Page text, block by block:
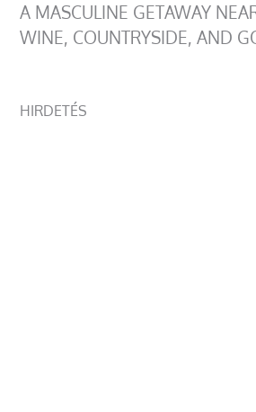
A MASCULINE GETAWAY
WINE, COUNTRYSIDE, AND
HIRDETÉS